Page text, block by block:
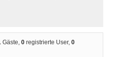
Gäste,0 registrierte User,0